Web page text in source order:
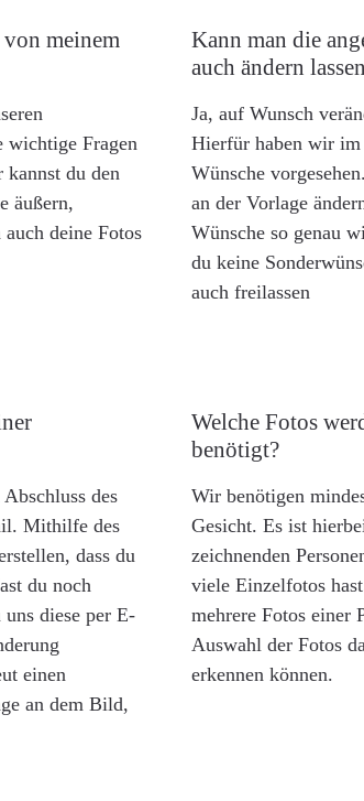
meinem
wichtige Fragen
du den
äußern,
deine Fotos
Kann man die
auch ändern
Ja, auf Wunsch
Hierfür haben wir
Wünsche
an der Vorlage
Wünsche so genau
du keine
auch freilassen
des
Mithilfe des
dass du
du noch
diese per E-
einen
an dem Bild,
Welche Fotos
benötigt?
Wir benötigen
Gesicht. Es ist
zeichnenden
viele Einzelfotos
mehrere Fotos einer
Auswahl der Fotos
erkennen können.